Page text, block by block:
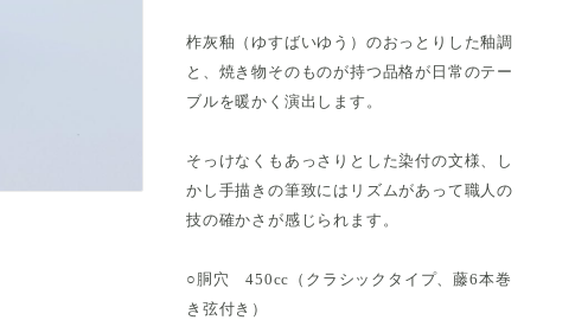
柞灰釉（ゆすばいゆう）のおっとりした釉調
と、焼き物そのものが持つ品格が日常のテー
ブルを暖かく演出します。
そっけなくもあっさりとした染付の文様、し
かし手描きの筆致にはリズムがあって職人の
技の確かさが感じられます。
○胴穴 450cc（クラシックタイプ、藤6本巻
き弦付き）